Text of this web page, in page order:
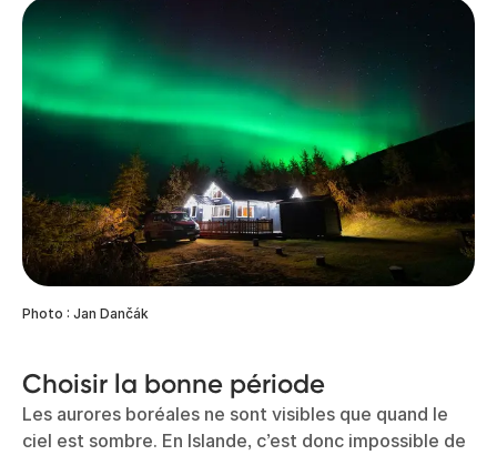
Photo : Jan Dančák
Choisir la bonne période
Les aurores boréales ne sont visibles que quand le
ciel est sombre. En Islande, c’est donc impossible de